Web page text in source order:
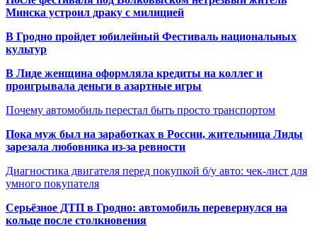
Минска устроил драку с милицией
В Гродно пройдет юбилейный Фестиваль национальных
культур
В Лиде женщина оформляла кредиты на коллег и
проигрывала деньги в азартные игры
Почему автомобиль перестал быть просто транспортом
Пока муж был на заработках в России, жительница Лиды
зарезала любовника из-за ревности
Диагностика двигателя перед покупкой б/у авто: чек-лист для
умного покупателя
Серьёзное ДТП в Гродно: автомобиль перевернулся на
кольце после столкновения